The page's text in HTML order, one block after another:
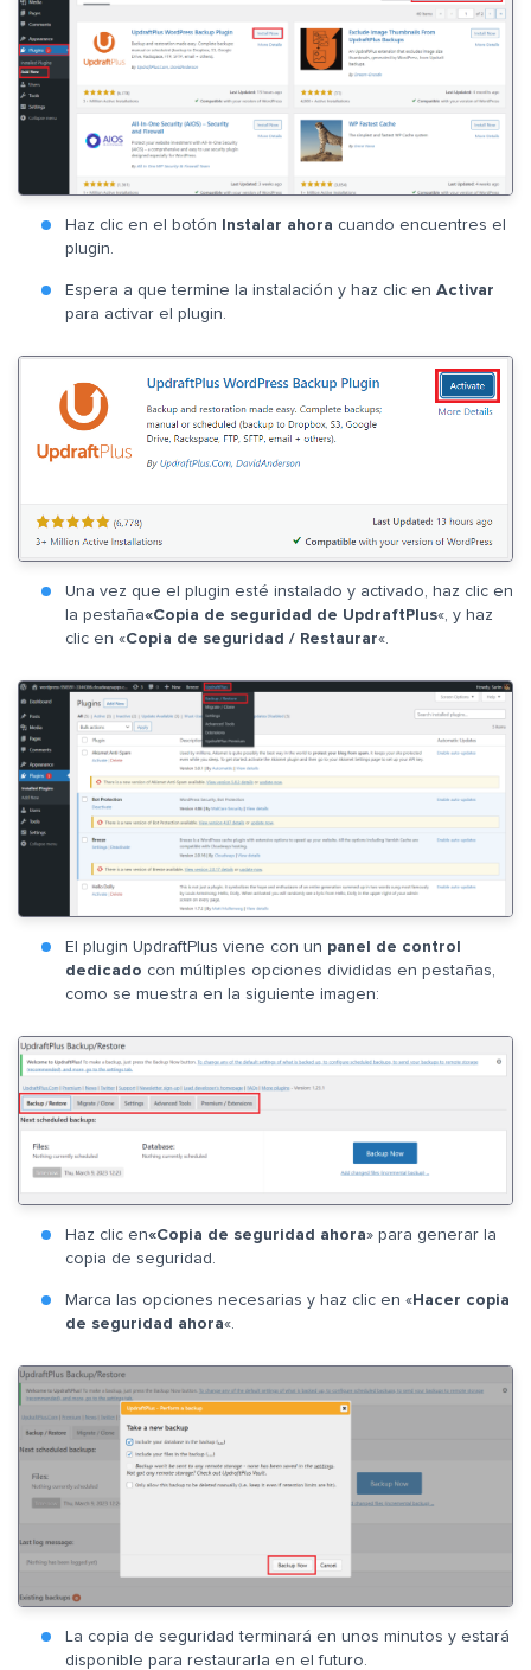
Haz clic en el botón Instalar ahora cuando encuentres el
plugin.
Espera a que termine la instalación y haz clic en Activar
para activar el plugin.
Una vez que el plugin esté instalado y activado, haz clic en
la pestaña«Copia de seguridad de UpdraftPlus«, y haz
clic en «Copia de seguridad / Restaurar«.
El plugin UpdraftPlus viene con un panel de control
dedicado con múltiples opciones divididas en pestañas,
como se muestra en la siguiente imagen:
Haz clic en«Copia de seguridad ahora» para generar la
copia de seguridad.
Marca las opciones necesarias y haz clic en «Hacer copia
de seguridad ahora«.
La copia de seguridad terminará en unos minutos y estará
disponible para restaurarla en el futuro.